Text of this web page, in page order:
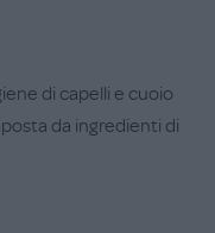
di capelli e cuoio
da ingredienti di